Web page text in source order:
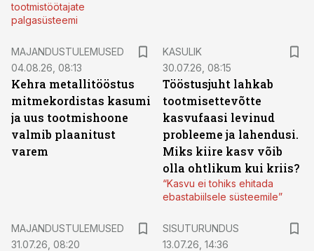
tootmistöötajate
palgasüsteemi
MAJANDUSTULEMUSED
04.08.26, 08:13
Kehra metallitööstus
mitmekordistas kasumi
ja uus tootmishoone
valmib plaanitust
varem
KASULIK
30.07.26, 08:15
Tööstusjuht lahkab
tootmisettevõtte
kasvufaasi levinud
probleeme ja lahendusi.
Miks kiire kasv võib
olla ohtlikum kui kriis?
“Kasvu ei tohiks ehitada
ebastabiilsele süsteemile”
MAJANDUSTULEMUSED
31.07.26, 08:20
SISUTURUNDUS
13.07.26, 14:36